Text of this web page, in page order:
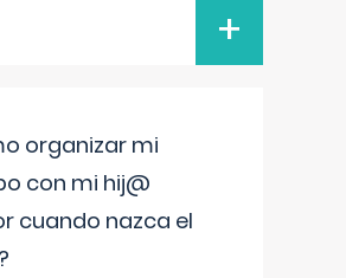
+
organizar mi
con mi hij@
cuando nazca el